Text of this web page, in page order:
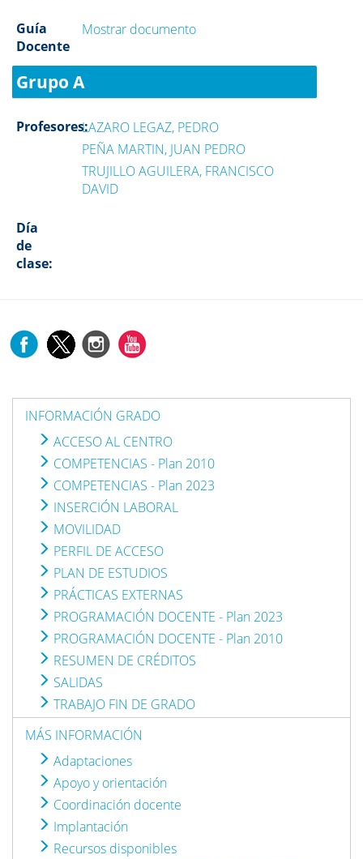
Guía
Docente
Mostrar documento
Grupo A
Profesores:LAZARO LEGAZ, PEDRO
PEÑA MARTIN, JUAN PEDRO
TRUJILLO AGUILERA, FRANCISCO
DAVID
Día
de
clase:
INFORMACIÓN GRADO
ACCESO AL CENTRO
COMPETENCIAS - Plan 2010
COMPETENCIAS - Plan 2023
INSERCIÓN LABORAL
MOVILIDAD
PERFIL DE ACCESO
PLAN DE ESTUDIOS
PRÁCTICAS EXTERNAS
PROGRAMACIÓN DOCENTE - Plan 2023
PROGRAMACIÓN DOCENTE - Plan 2010
RESUMEN DE CRÉDITOS
SALIDAS
TRABAJO FIN DE GRADO
MÁS INFORMACIÓN
Adaptaciones
Apoyo y orientación
Coordinación docente
Implantación
Recursos disponibles